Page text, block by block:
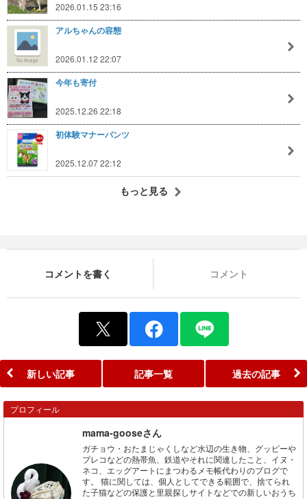
2026.01.15 23:16
アルちゃんの容態
2026.01.12 22:07
今年も寄付
2025.12.26 22:18
初体験マナーパンツ
2025.12.07 22:12
もっと見る
コメントを書く コメント
新しい記事 記事一覧 過去の記事
プロフィール
mama-gooseさん
ガチョウ・おたまじゃくしなど水辺の生き物、グッピーや
プレコなどの熱帯魚、鉄道やそれに関連したこと、イヌ・
ネコ、エッグアートにまつわるメモ帳代わりのブログで
す。 猫に関しては、個人としてできる範囲で、捨てられ
た子猫などの保護と里親探しサイトなどでの新しいおうち